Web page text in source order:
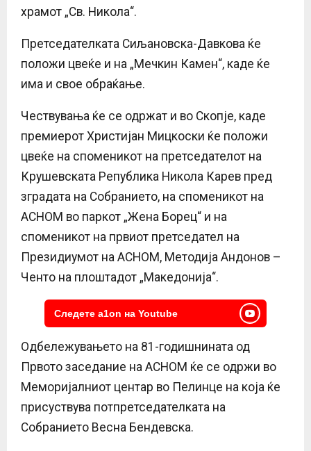
храмот „Св. Никола“.
Претседателката Сиљановска-Давкова ќе
положи цвеќе и на „Мечкин Камен“, каде ќе
има и свое обраќање.
Чествувања ќе се одржат и во Скопје, каде
премиерот Христијан Мицкоски ќе положи
цвеќе на споменикот на претседателот на
Крушевската Република Никола Карев пред
зградата на Собранието, на споменикот на
АСНОМ во паркот „Жена Борец“ и на
споменикот на првиот претседател на
Президиумот на АСНОМ, Методија Андонов –
Ченто на плоштадот „Македонија“.
Следете a1on на Youtube
Одбележувањето на 81-годишнината од
Првото заседание на АСНОМ ќе се одржи во
Меморијалниот центар во Пелинце на која ќе
присуствува потпретседателката на
Собранието Весна Бендевска.